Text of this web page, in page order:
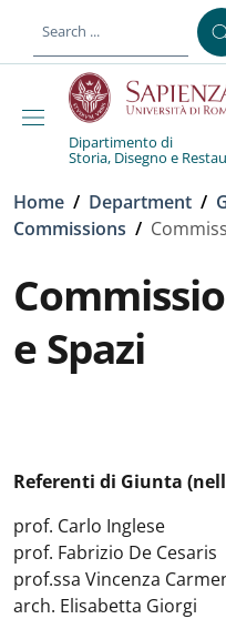
Dipartimento di
Storia, Disegno e
Breadcrumb
Home / Department /
Commissions /
e Spazi
Referenti di Giunta
prof. Carlo Inglese
prof. Fabrizio De Cesaris
prof.ssa Vincenza
arch. Elisabetta Giorgi